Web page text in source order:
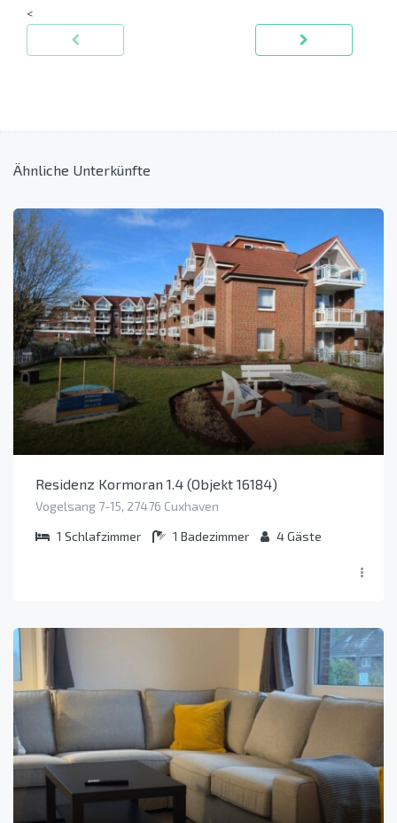
<
Ähnliche Unterkünfte
Residenz Kormoran 1.4 (Objekt 16184)
Vogelsang 7-15, 27476 Cuxhaven
1 Schlafzimmer 1 Badezimmer 4Gäste